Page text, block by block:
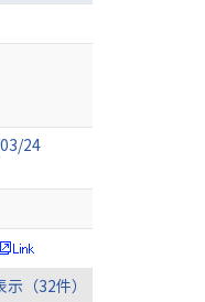
24
（32件）